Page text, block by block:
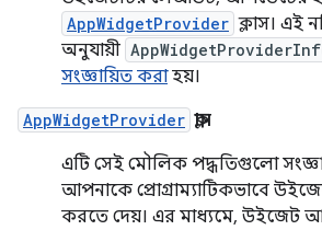
AppWidgetProvider ক্লাস। এই
অনুযায়ী
সংজ্ঞায়িত করাহয়।
AppWidgetProvider ক্লাস
এটি সেই মৌলিক পদ্ধতিগুলো
আপনাকে প্রোগ্রাম্যাটিকভাবে
করতে দেয়। এর মাধ্যমে, উইজেট